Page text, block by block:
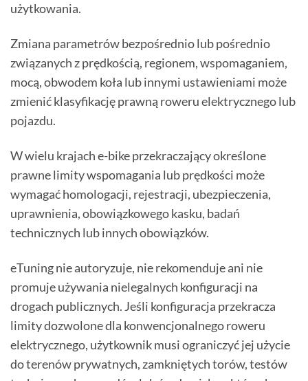
użytkowania.
Zmiana parametrów bezpośrednio lub pośrednio
związanych z prędkością, regionem, wspomaganiem,
mocą, obwodem koła lub innymi ustawieniami może
zmienić klasyfikację prawną roweru elektrycznego lub
pojazdu.
W wielu krajach e-bike przekraczający określone
prawne limity wspomagania lub prędkości może
wymagać homologacji, rejestracji, ubezpieczenia,
uprawnienia, obowiązkowego kasku, badań
technicznych lub innych obowiązków.
eTuning nie autoryzuje, nie rekomenduje ani nie
promuje używania nielegalnych konfiguracji na
drogach publicznych. Jeśli konfiguracja przekracza
limity dozwolone dla konwencjonalnego roweru
elektrycznego, użytkownik musi ograniczyć jej użycie
do terenów prywatnych, zamkniętych torów, testów